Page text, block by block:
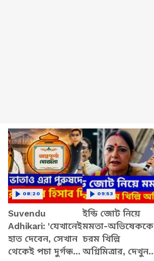
Suvendu
Adhikari: 'যেখানেই
হাত দেবেন, সেখান
থেকেই পচা দুর্গন্ধ
08:20
ইন্ডি জোট নিয়ে
মমতা-অভিষেককে
চরম খিল্লি
অগ্নিমিত্রার, দেখুন
09:53